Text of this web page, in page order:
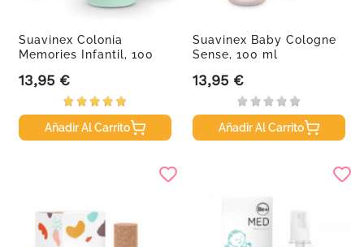
Suavinex Colonia
Memories Infantil, 100
Precio
13,95 €
Añadir Al Carrito
Suavinex Baby Cologne
Sense, 100 ml
Precio
13,95 €
Añadir Al Carrito